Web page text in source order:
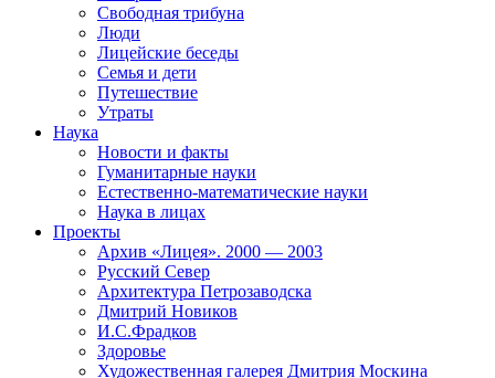
Свободная трибуна
Люди
Лицейские беседы
Семья и дети
Путешествие
Утраты
Наука
Новости и факты
Гуманитарные науки
Естественно-математические науки
Наука в лицах
Проекты
Архив «Лицея». 2000 — 2003
Русский Север
Архитектура Петрозаводска
Дмитрий Новиков
И.С.Фрадков
Здоровье
Художественная галерея Дмитрия Москина